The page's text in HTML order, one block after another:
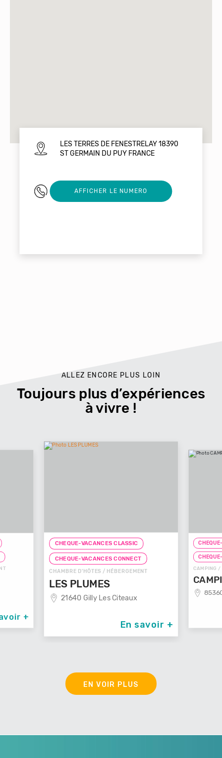
LES TERRES DE FENESTRELAY 18390
ST GERMAIN DU PUY FRANCE
0952043961
AFFICHER LE NUMERO
ALLEZ ENCORE PLUS LOIN
Toujours plus d’expériences
à vivre !
+
CHEQUE-VACANCES CLASSIC
CHEQUE-VACANCES CONNECT
CHAMBRE D'HÔTES / HÉBERGEMENT
LES PLUMES
21640 Gilly Les Citeaux
En savoir +
CAMPING /
EN VOIR PLUS